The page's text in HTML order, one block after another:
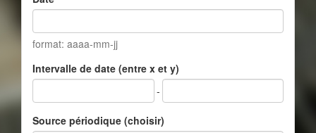
format: aaaa-mm-jj
Intervalle de date (entre x et y)
-
Source périodique (choisir)